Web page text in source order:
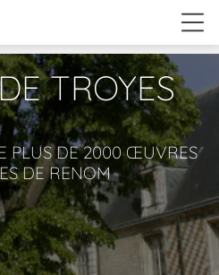
TROYES
PLUS DE 2000 ŒUVRES
DE RENOM